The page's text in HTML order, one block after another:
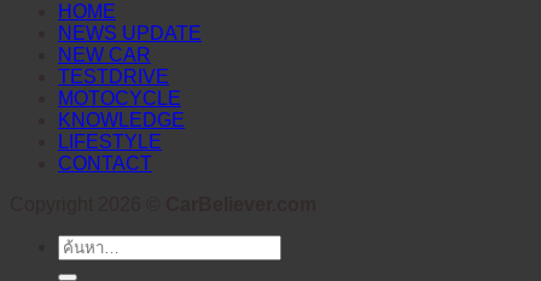
HOME
NEWS UPDATE
NEW CAR
TESTDRIVE
MOTOCYCLE
KNOWLEDGE
LIFESTYLE
CONTACT
ค้นหา: